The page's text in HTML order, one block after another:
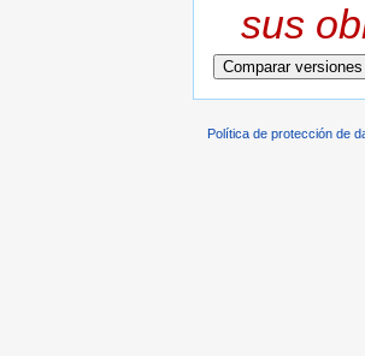
sus
Política de protección de